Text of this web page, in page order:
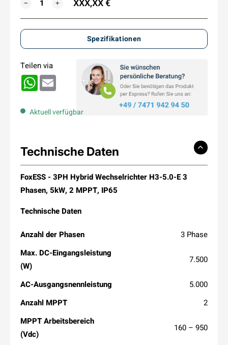
− + XXX,XX €
Spezifikationen
Teilen via
WhatsApp
Aktuell verfügbar
Technische Daten
FoxESS - 3PH Hybrid Wechselrichter H3-5.0-E 3
Phasen, 5kW, 2 MPPT, IP65
Technische Daten
Anzahl der Phasen 3 Phase
Max. DC-Eingangsleistung
(W)
7.500
AC-Ausgangsnennleistung 5.000
Anzahl MPPT 2
MPPT Arbeitsbereich
(Vdc)
160 – 950